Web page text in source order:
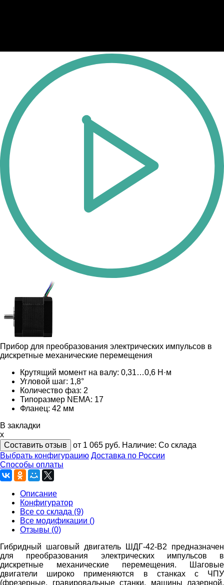
Прибор для преобразования электрических импульсов в
дискретные механические перемещения
Крутящий момент на валу: 0,31…0,6 Н·м
Угловой шаг: 1,8°
Количество фаз: 2
Типоразмер NEMA: 17
Фланец: 42 мм
В закладки
x
Составить отзыв
от 1 065 руб. Наличие: Со склада
Выбрать конфигурацию Доставка по России
Способы оплаты
Описание
Конфигуратор
Все со склада (9)
Все модификации ()
Отзывы (0)
Гибридный шаговый двигатель ШДГ-42-В2 предназначен
для преобразования электрических импульсов в
дискретные механические перемещения. Шаговые
двигатели широко применяются в станках с ЧПУ
(фрезерные, гравировальные станки, машины лазерной,